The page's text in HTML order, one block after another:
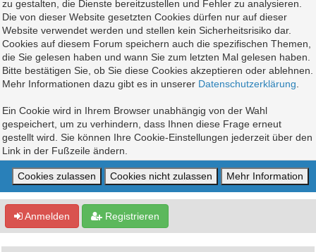
zu gestalten, die Dienste bereitzustellen und Fehler zu analysieren.
Die von dieser Website gesetzten Cookies dürfen nur auf dieser
Website verwendet werden und stellen kein Sicherheitsrisiko dar.
Cookies auf diesem Forum speichern auch die spezifischen Themen,
die Sie gelesen haben und wann Sie zum letzten Mal gelesen haben.
Bitte bestätigen Sie, ob Sie diese Cookies akzeptieren oder ablehnen.
Mehr Informationen dazu gibt es in unserer Datenschutzerklärung
Ein Cookie wird in Ihrem Browser unabhängig von der Wahl
gespeichert, um zu verhindern, dass Ihnen diese Frage erneut
gestellt wird. Sie können Ihre Cookie-Einstellungen jederzeit über den
Link in der Fußzeile ändern.
Anmelden Registrieren